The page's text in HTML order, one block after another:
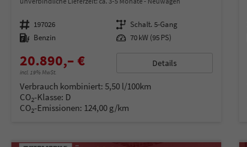
Fahrzeugnummer 197026 Getriebe Schalt. 5-Gang
Kraftstoff Benzin Leistung 70 kW (95 PS)
20.890,– €
incl. 19% MwSt.
Details
Verbrauch kombiniert: 5,50 l/100km
CO2-Klasse: D
CO2-Emissionen: 124,00 g/km